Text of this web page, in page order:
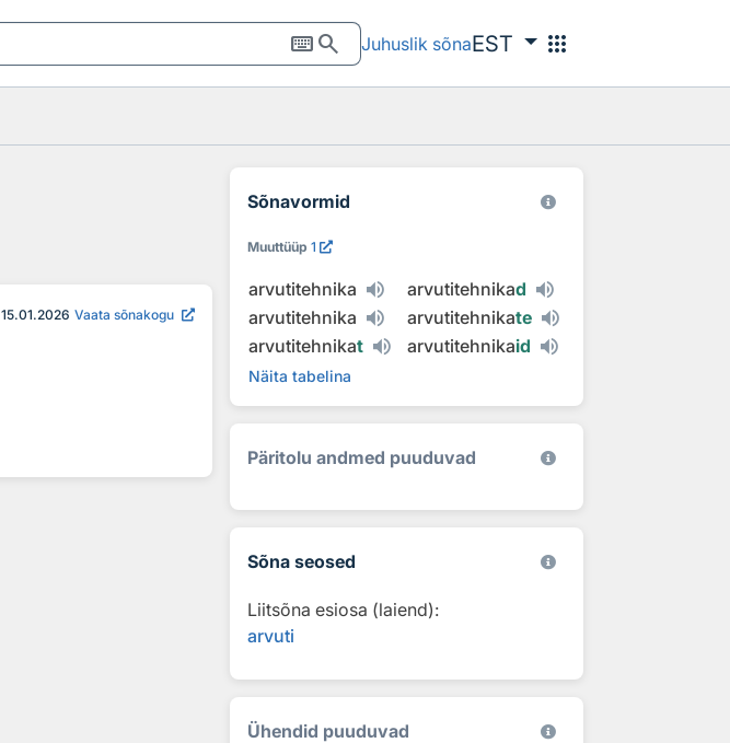
keyboardsearch Juhuslik sõnaEST apps
15.01.2026 Vaata sõnakogu
Sõnavormid
Muuttüüp 1
arvutitehnika arvutitehnikad
arvutitehnika
arvutitehnikate
arvutitehnikat arvutitehnikaid
Näita tabelina
Päritolu andmed puuduvad
Sõna seosed
Liitsõna esiosa (laiend):
arvuti
Ühendid puuduvad